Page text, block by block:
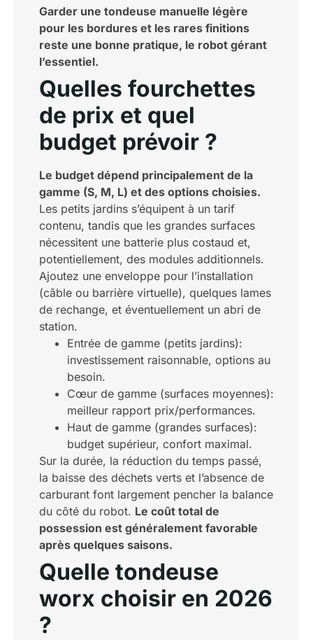
Garder une tondeuse manuelle légère
pour les bordures et les rares finitions
reste une bonne pratique, le robot gérant
l’essentiel.
Quelles fourchettes
de prix et quel
budget prévoir ?
Le budget dépend principalement de la
gamme (S, M, L) et des options choisies.
Les petits jardins s’équipent à un tarif
contenu, tandis que les grandes surfaces
nécessitent une batterie plus costaud et,
potentiellement, des modules additionnels.
Ajoutez une enveloppe pour l’installation
(câble ou barrière virtuelle), quelques lames
de rechange, et éventuellement un abri de
station.
Entrée de gamme (petits jardins):
investissement raisonnable, options au
besoin.
Cœur de gamme (surfaces moyennes):
meilleur rapport prix/performances.
Haut de gamme (grandes surfaces):
budget supérieur, confort maximal.
Sur la durée, la réduction du temps passé,
la baisse des déchets verts et l’absence de
carburant font largement pencher la balance
du côté du robot. Le coût total de
possession est généralement favorable
après quelques saisons.
Quelle tondeuse
worx choisir en 2026
?